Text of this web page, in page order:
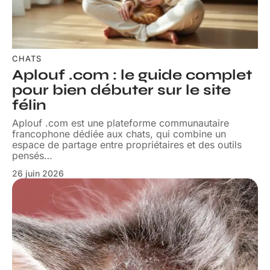
CHATS
Aplouf .com : le guide complet
pour bien débuter sur le site
félin
Aplouf .com est une plateforme communautaire
francophone dédiée aux chats, qui combine un
espace de partage entre propriétaires et des outils
pensés…
26 juin 2026